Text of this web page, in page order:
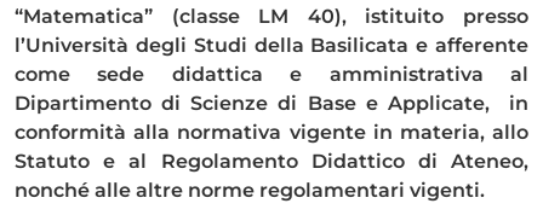
“Matematica” (classe LM 40), istituito presso
l’Università degli Studi della Basilicata e afferente
come sede didattica e amministrativa al
Dipartimento di Scienze di Base e Applicate, in
conformità alla normativa vigente in materia, allo
Statuto e al Regolamento Didattico di Ateneo,
nonché alle altre norme regolamentari vigenti.